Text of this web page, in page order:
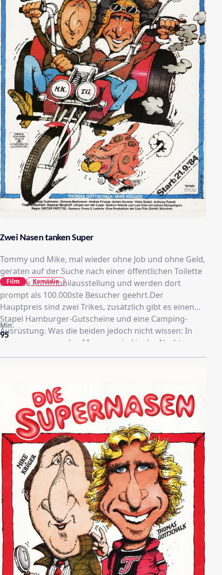
Zwei Nasen tanken Super
Tommy und Mike, mal wieder ohne Job und ohne Geld,
geraten auf der Suche nach einer öffentlichen Toilette
auf eine Automobilausstellung und werden dort
prompt als 100.000ste Besucher geehrt.Der
Hauptpreis sind zwei Trikes, zusätzlich gibt es einen
Stapel Hamburger-Gutscheine und eine Camping-
Ausrüstung. Was die beiden jedoch nicht wissen: In
einem angrenzenden Museum sind in der Nacht zuvor
zwei weltberühmte Edelsteine, die „Tigeraugen“,
wiederhaben wollen, bleiben den beiden ständig auf
den Fersen und es kommt zu einigen turbulenten
Verfolgungsjagden.
95
Min.
Film Komödie